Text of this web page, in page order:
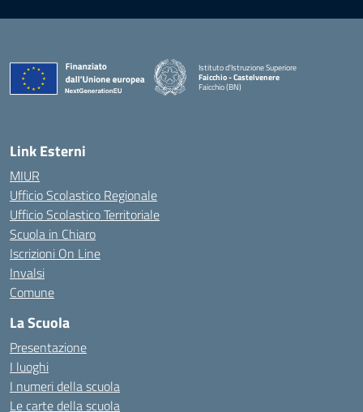
Istituto d'Istruzione Superiore
Faicchio - Castelvenere
Faicchio (BN)
Link Esterni
MIUR
Ufficio Scolastico Regionale
Ufficio Scolastico Territoriale
Scuola in Chiaro
Iscrizioni On Line
Invalsi
Comune
La Scuola
Presentazione
I luoghi
I numeri della scuola
Le carte della scuola